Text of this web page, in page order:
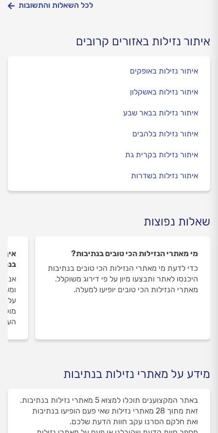
לכל השאלות והתשובות
איתור נזילות באזורים קרובים
איתור נזילות באופקים
איתור נזילות באשקלון
איתור נזילות בבאר שבע
איתור נזילות בלהבים
איתור נזילות בקרית גת
איתור נזילות בשדרות
שאלות נפוצות
מי מאתרי הנזילות הכי טובים בנתיבות?
כדי לדעת מי מאתרי הנזילות הכי טובים בנתיבות
היכנסו לאתר ותבצעו מיון על פי דירוג משוקלל.
מאתרי הנזילות הכי טובים יופיעו למעלה.
איך
על
מידע על מאתרי נזילות בנתיבות
באתר המקצוענים תוכלו למצוא 5 מאתרי נזילות בנתיבות.
זאת מתוך 28 מאתרי נזילות שאי פעם הופיעו בנתיבות
ואת חלקם הסרנו עקב חוות הדעת שלכם.